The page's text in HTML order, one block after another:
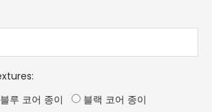
:
블루 코어 종이
블랙 코어 종이